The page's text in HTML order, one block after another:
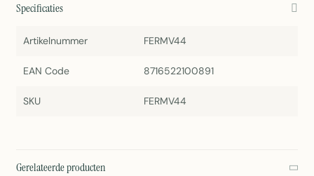
Specificaties
Artikelnummer FERMV44
EAN Code 8716522100891
SKU FERMV44
Gerelateerde producten